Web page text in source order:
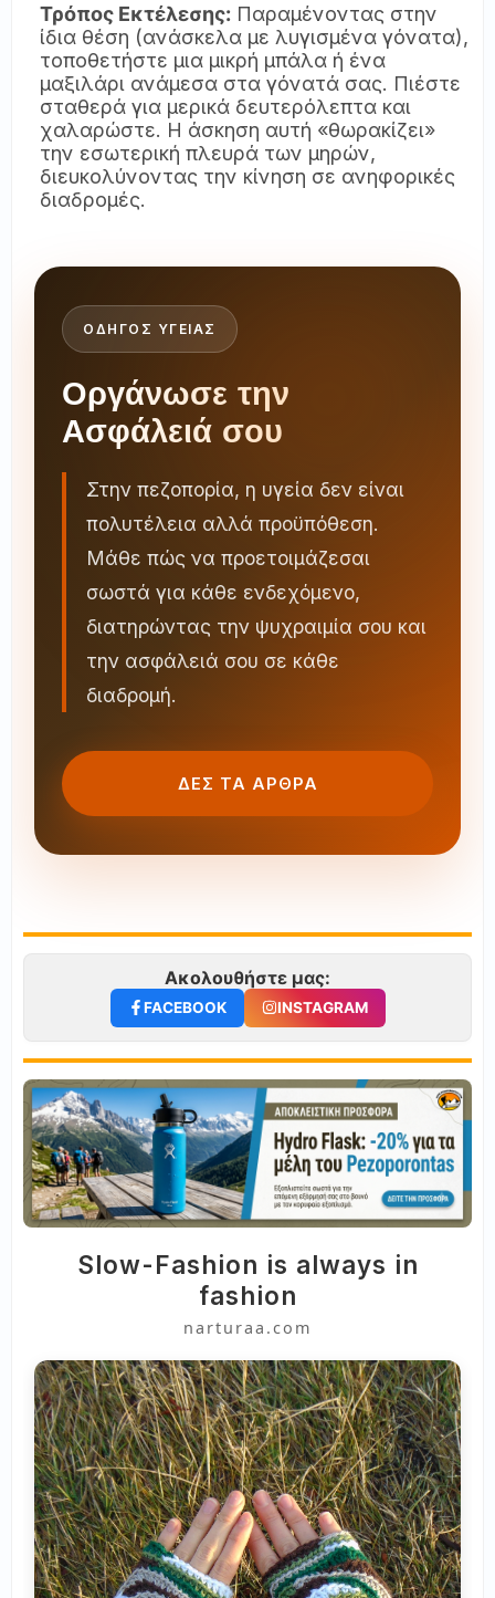
Τρόπος Εκτέλεσης: Παραμένοντας στην
ίδια θέση (ανάσκελα με λυγισμένα γόνατα),
τοποθετήστε μια μικρή μπάλα ή ένα
μαξιλάρι ανάμεσα στα γόνατά σας. Πιέστε
σταθερά για μερικά δευτερόλεπτα και
χαλαρώστε. Η άσκηση αυτή «θωρακίζει»
την εσωτερική πλευρά των μηρών,
διευκολύνοντας την κίνηση σε ανηφορικές
διαδρομές.
ΟΔΗΓΟΣ ΥΓΕΙΑΣ
Οργάνωσε την
Ασφάλειά σου
Στην πεζοπορία, η υγεία δεν είναι
πολυτέλεια αλλά προϋπόθεση.
Μάθε πώς να προετοιμάζεσαι
σωστά για κάθε ενδεχόμενο,
διατηρώντας την ψυχραιμία σου και
την ασφάλειά σου σε κάθε
διαδρομή.
ΔΕΣ ΤΑ ΑΡΘΡΑ
Ακολουθήστε μας:
FACEBOOK INSTAGRAM
Slow-Fashion is always in
fashion
narturaa.com